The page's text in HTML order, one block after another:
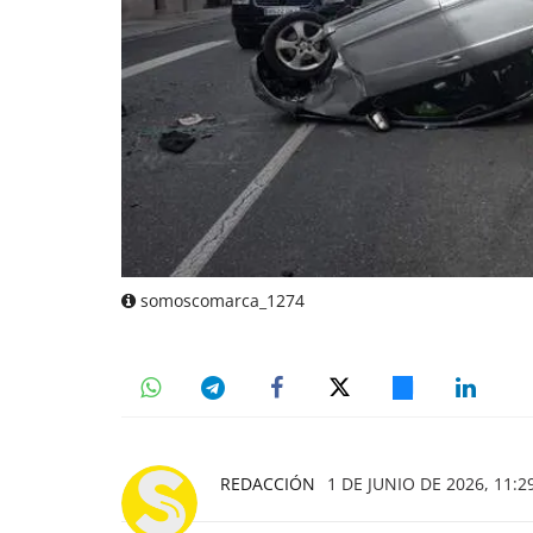
somoscomarca_1274
REDACCIÓN 1 DE JUNIO DE 2026,